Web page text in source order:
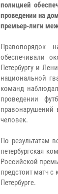
полицией
проведении на
премьер-лиги
Правопорядок
обеспечивали
Петербургу и
национальной
команд
проведении
правонарушений
человек.
По результатам
петербургская
Российской
предстоит матч с
Петербурге.